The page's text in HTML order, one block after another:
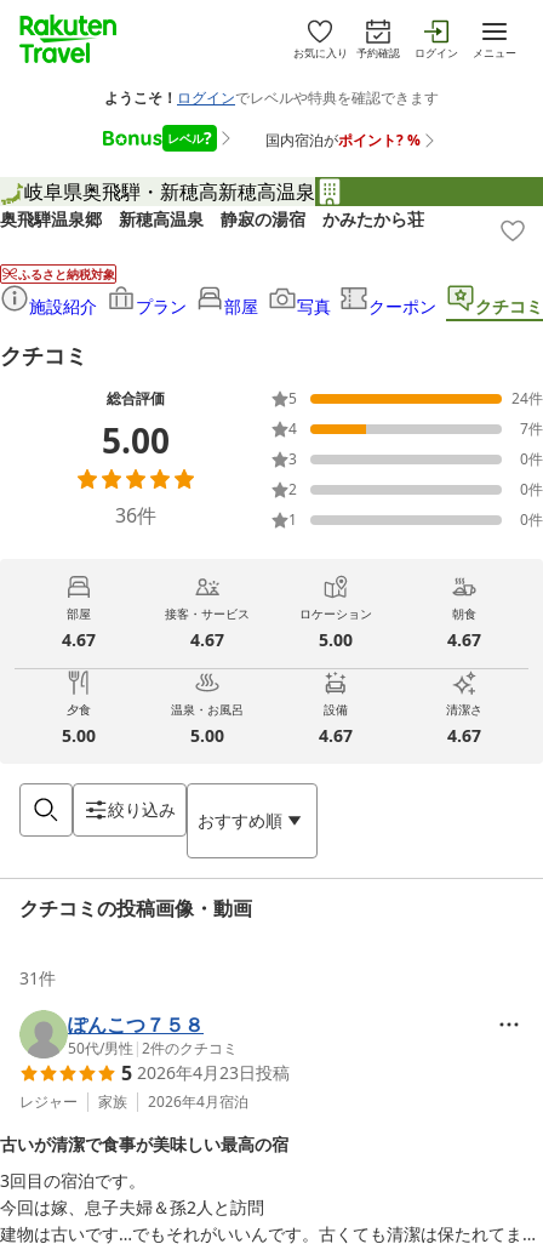
お気に入り 予約確認 ログイン メニュー
岐阜県奥飛騨・新穂高新穂高温泉
奥飛騨温泉郷 新穂高温泉 静寂の湯宿 かみたから荘
ふるさと納税対象
施設紹介 プラン 部屋 写真 クーポン クチコミ
クチコミ
総合評価
5.00
36件
5 24件
4
7件
3
0件
2
0件
1
0件
部屋
4.67
接客・サービス
4.67
ロケーション
5.00
朝食
4.67
夕食
5.00
温泉・お風呂
5.00
設備
4.67
清潔さ
4.67
絞り込み おすすめ順
クチコミの投稿画像・動画
31件
ぽんこつ７５８
50代/男性 |2件のクチコミ
5 2026年4月23日投稿
レジャー 家族 2026年4月宿泊
古いが清潔で食事が美味しい最高の宿
3回目の宿泊です。
今回は嫁、息子夫婦＆孫2人と訪問
建物は古いです…でもそれがいいんです。古くても清潔は保たれてま